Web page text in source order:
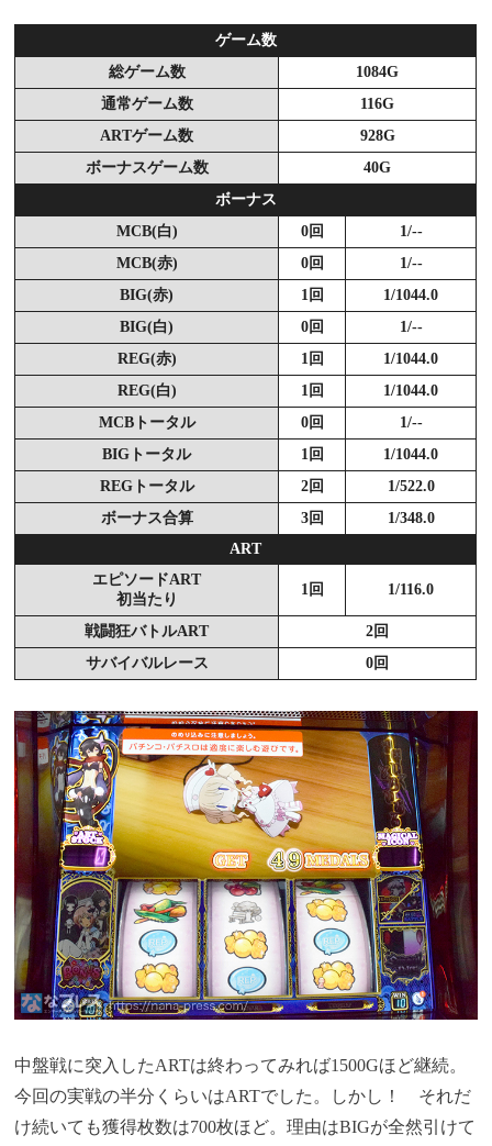
ゲーム数
総ゲーム数
1084G
通常ゲーム数
116G
ARTゲーム数
928G
ボーナスゲーム数
40G
ボーナス
MCB(白)
0回
1/--
MCB(赤)
0回
1/--
BIG(赤)
1回
1/1044.0
BIG(白)
0回
1/--
REG(赤)
1回
1/1044.0
REG(白)
1回
1/1044.0
MCBトータル
0回
1/--
BIGトータル
1回
1/1044.0
REGトータル
2回
1/522.0
ボーナス合算
3回
1/348.0
ART
エピソードART
初当たり
1回 1/116.0
戦闘狂バトルART
2回
サバイバルレース
0回
中盤戦に突入したARTは終わってみれば1500Gほど継続。
今回の実戦の半分くらいはARTでした。しかし！ それだ
け続いても獲得枚数は700枚ほど。理由はBIGが全然引けて